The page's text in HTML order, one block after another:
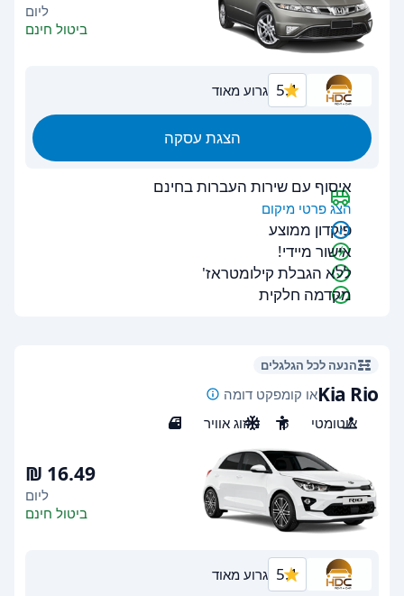
ליום
ביטול חינם
5.1 גרוע מאוד
הצגת עסקה
איסוף עם שירות העברות בחינם
הצג פרטי מיקום
פיקדון ממוצע
אישור מיידי!
ללא הגבלת קילומטראז'
מקדמה חלקית
הנעה לכל הגלגלים
Kia Rioאו קומפקט דומה
אוטומטי
5 מיזוג אוויר 5
ליום
ביטול חינם
5.1 גרוע מאוד